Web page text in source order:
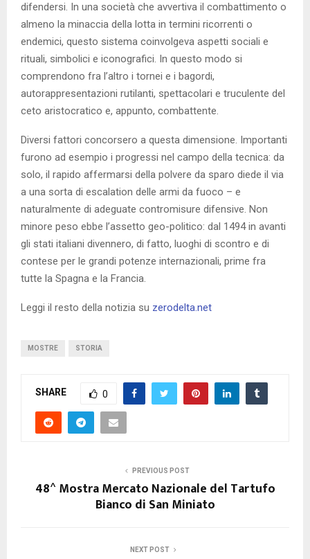
difendersi. In una società che avvertiva il combattimento o
almeno la minaccia della lotta in termini ricorrenti o
endemici, questo sistema coinvolgeva aspetti sociali e
rituali, simbolici e iconografici. In questo modo si
comprendono fra l’altro i tornei e i bagordi,
autorappresentazioni rutilanti, spettacolari e truculente del
ceto aristocratico e, appunto, combattente.
Diversi fattori concorsero a questa dimensione. Importanti
furono ad esempio i progressi nel campo della tecnica: da
solo, il rapido affermarsi della polvere da sparo diede il via
a una sorta di escalation delle armi da fuoco – e
naturalmente di adeguate contromisure difensive. Non
minore peso ebbe l’assetto geo-politico: dal 1494 in avanti
gli stati italiani divennero, di fatto, luoghi di scontro e di
contese per le grandi potenze internazionali, prime fra
tutte la Spagna e la Francia.
Leggi il resto della notizia su zerodelta.net
MOSTRE STORIA
SHARE 0
PREVIOUS POST
48^ Mostra Mercato Nazionale del Tartufo
Bianco di San Miniato
NEXT POST